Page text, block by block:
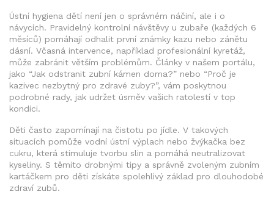
Ústní hygiena dětí není jen o správném náčiní, ale i o
návycích. Pravidelný kontrolní návštěvy u zubaře (každých 6
měsíců) pomáhají odhalit první známky kazu nebo zánětu
dásní. Včasná intervence, například profesionální kyretáž,
může zabránit větším problémům. Články v našem portálu,
jako “Jak odstranit zubní kámen doma?” nebo “Proč je
kazivec nezbytný pro zdravé zuby?”, vám poskytnou
podrobné rady, jak udržet úsměv vašich ratolestí v top
kondici.
Děti často zapomínají na čistotu po jídle. V takových
situacích pomůže vodní ústní výplach nebo žvýkačka bez
cukru, která stimuluje tvorbu slin a pomáhá neutralizovat
kyseliny. S těmito drobnými tipy a správně zvoleným zubním
kartáčkem pro děti získáte spolehlivý základ pro dlouhodobé
zdraví zubů.